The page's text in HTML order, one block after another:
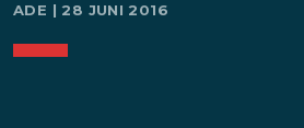
ADE | 28 JUNI 2016